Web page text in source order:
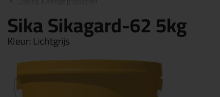
Sika Sikagard-62 5kg
Kleur:Lichtgrijs